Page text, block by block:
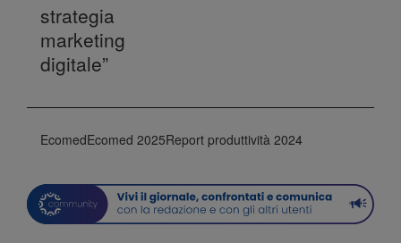
strategia
marketing
digitale”
EcomedEcomed 2025Report produttività 2024